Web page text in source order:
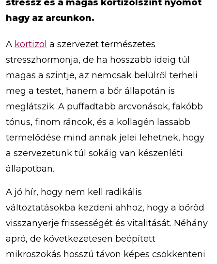
stressz és a magas kortizolszint nyomot
hagy az arcunkon.
A kortizol a szervezet természetes
stresszhormonja, de ha hosszabb ideig túl
magas a szintje, az nemcsak belülről terheli
meg a testet, hanem a bőr állapotán is
meglátszik. A puffadtabb arcvonások, fakóbb
tónus, finom ráncok, és a kollagén lassabb
termelődése mind annak jelei lehetnek, hogy
a szervezetünk túl sokáig van készenléti
állapotban.
A jó hír, hogy nem kell radikális
változtatásokba kezdeni ahhoz, hogy a bőröd
visszanyerje frissességét és vitalitását. Néhány
apró, de következetesen beépített
mikroszokás hosszú távon képes csökkenteni